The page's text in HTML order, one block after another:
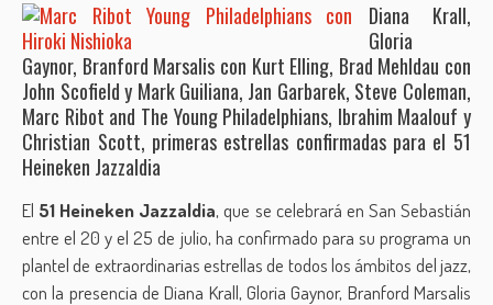
Diana Krall,
Gloria
Gaynor, Branford Marsalis con Kurt Elling, Brad Mehldau con
John Scofield y Mark Guiliana, Jan Garbarek, Steve Coleman,
Marc Ribot and The Young Philadelphians, Ibrahim Maalouf y
Christian Scott, primeras estrellas confirmadas para el 51
Heineken Jazzaldia
El 51 Heineken Jazzaldia, que se celebrará en San Sebastián
entre el 20 y el 25 de julio, ha confirmado para su programa un
plantel de extraordinarias estrellas de todos los ámbitos del jazz,
con la presencia de Diana Krall, Gloria Gaynor, Branford Marsalis